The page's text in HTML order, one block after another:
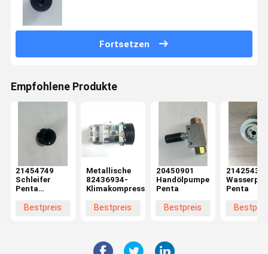
Fortsetzen
Empfohlene Produkte
21454749
Schleifer
Penta
Bestpreis
Metallische
82436934-
Klimakompressor
Bestpreis
20450901
Handölpumpe
Penta
Bestpreis
21425431
Penta